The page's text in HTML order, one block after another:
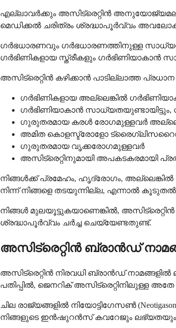
എല്ലാവർക്കും അസിട്രെറ്റിൻ
മെഡിക്കൽ ചരിത്രം ശ്രദ്ധാപൂർവ്വം
ഗർഭധാരണവും ഗർഭധാരണത്തിനുള്ള
ഗർഭിണികളായ സ്ത്രീകളും ഗർഭിണിയാകാൻ
അസിട്രെറ്റിൻ കഴിക്കാൻ പാടില്ലാത്ത
ഗർഭിണികളായ അല്ലെങ്കിൽ
ഗർഭിണിയാകാൻ സാധ്യതയുണ്ടായിട്ടും,
ഗുരുതരമായ കരൾ രോഗമുള്ളവർ
അമിത കൊളസ്ട്രോളോ
ഗുരുതരമായ വൃക്കരോഗമുള്ളവർ
അസിട്രെറ്റിനുമായി അപകടകരമായി
നിങ്ങൾക്ക് പ്രമേഹം, ഹൃദ്രോഗം,
നിന്ന് നിങ്ങളെ തടയുന്നില്ല, എന്നാൽ
നിങ്ങൾ മുലയൂട്ടുകയാണെങ്കിൽ,
ശ്രദ്ധാപൂർവ്വം ചർച്ച ചെയ്യേണ്ടതുണ്ട്.
അസിട്രെറ്റിൻ ബ്രാൻഡ്
അസിട്രെറ്റിൻ നിരവധി ബ്രാൻഡ് നാമങ്ങളിൽ
പതിപ്പിൽ, ജെനറിക് അസിട്രെറ്റിനിലുള്ള
ചില രാജ്യങ്ങളിൽ നിയോട്ടിഗേസൺ
നിങ്ങളുടെ ഇൻഷുറൻസ് കവറേജും ലഭ്യതയും